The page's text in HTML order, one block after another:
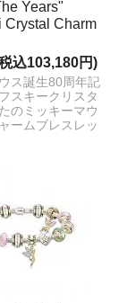
Years"
Crystal Charm
込103,180円)
ス誕生80周年記
スキークリスタ
のミッキーマウ
ームブレスレッ